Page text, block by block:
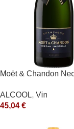
Moët & Chandon
Blanc
ALCOOL, Vin
45,04 €